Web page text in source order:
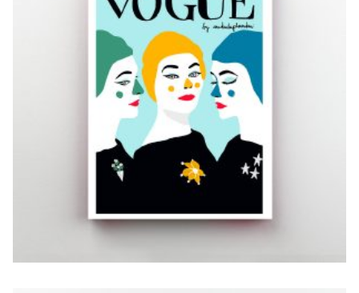
VOGUE: TRIO DE
DAMES
€20,00 €15,00